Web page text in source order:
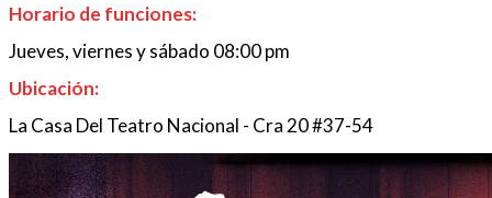
Horario de funciones:
Jueves, viernes y sábado 08:00 pm
Ubicación:
La Casa Del Teatro Nacional - Cra 20 #37-54